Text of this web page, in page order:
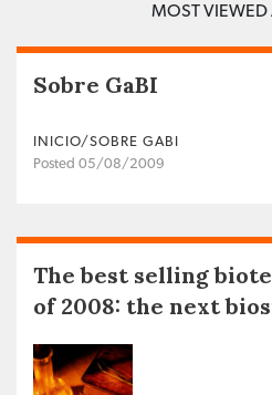
MOST VIEWED
Sobre GaBI
INICIO/SOBRE GABI
Posted 05/08/2009
The best selling
of 2008: the next